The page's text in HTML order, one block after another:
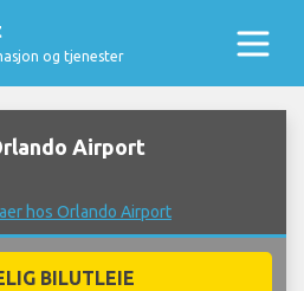
og tjenester
Airport
hos Orlando Airport
BILUTLEIE